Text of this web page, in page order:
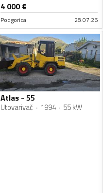
4 000€
Podgorica 28.07.26
Atlas - 55
Utovarivač 1994 55 kW